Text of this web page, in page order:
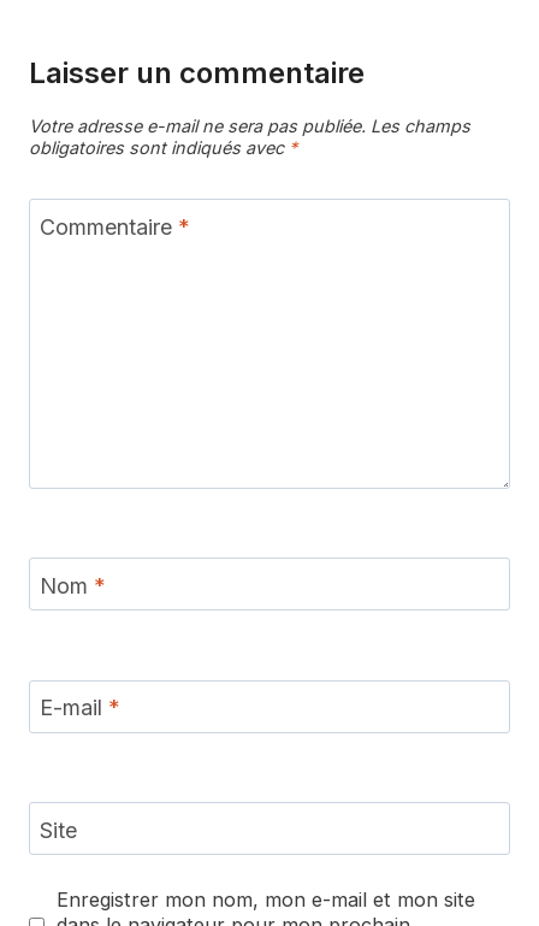
Laisser un commentaire
Votre adresse e-mail ne sera pas publiée. Les champs
obligatoires sont indiqués avec *
Commentaire *
Nom *
E-mail *
Site
Enregistrer mon nom, mon e-mail et mon site